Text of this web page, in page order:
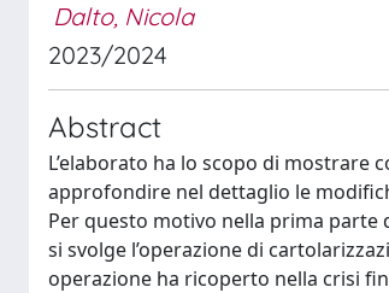
Dalto, Nicola
2023/2024
Abstract
L’elaborato ha lo scopo di mostrare
approfondire nel dettaglio le
Per questo motivo nella prima
si svolge l’operazione di
operazione ha ricoperto nella crisi